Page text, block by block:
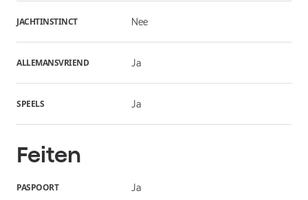
JACHTINSTINCT Nee
ALLEMANSVRIEND Ja
SPEELS Ja
Feiten
PASPOORT Ja